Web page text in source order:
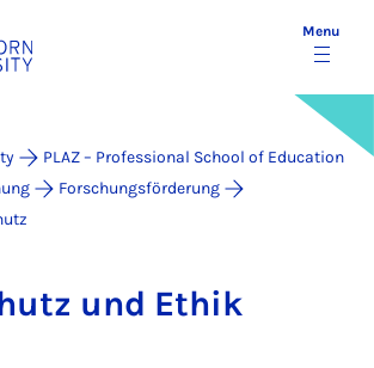
Menu
PLAZ – Professional School of Education
Forschungsförderung
und Ethik